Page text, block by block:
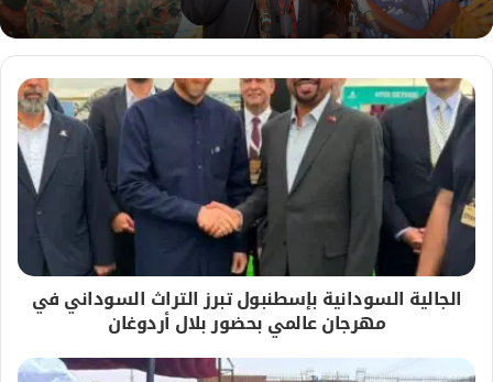
الجالية السودانية بإسطنبول تبرز التراث السوداني في
مهرجان عالمي بحضور بلال أردوغان